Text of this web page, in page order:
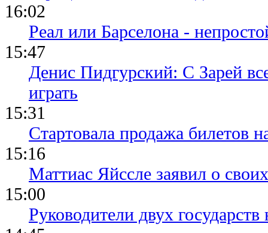
16:02
Реал или Барселона -
15:47
Денис Пидгурский: С Зарей
играть
15:31
Стартовала продажа билетов
15:16
Маттиас Яйссле заявил о
15:00
Руководители двух